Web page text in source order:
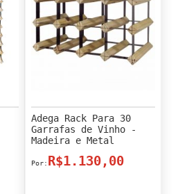
Adega Rack Para 30
Garrafas de Vinho -
Madeira e Metal
R$1.130,00